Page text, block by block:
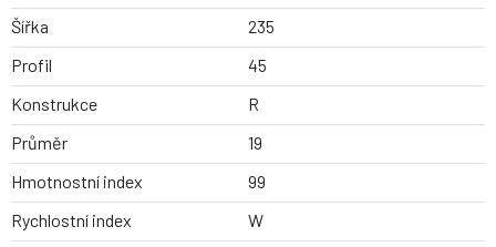
Šířka
235
Profil
45
Konstrukce
R
Průměr
19
Hmotnostní index
99
Rychlostní index
W